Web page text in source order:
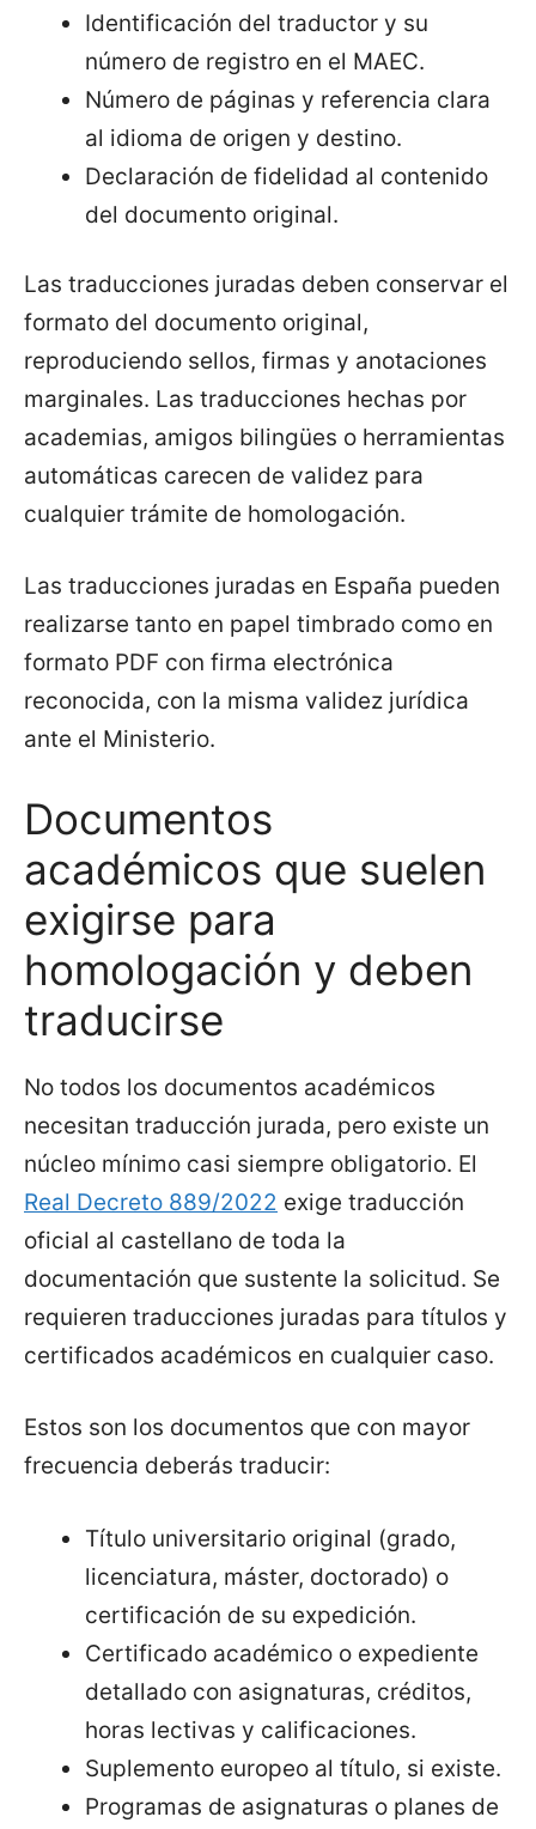
Identificación del traductor y su
número de registro en el MAEC.
Número de páginas y referencia clara
al idioma de origen y destino.
Declaración de fidelidad al contenido
del documento original.
Las traducciones juradas deben conservar el
formato del documento original,
reproduciendo sellos, firmas y anotaciones
marginales. Las traducciones hechas por
academias, amigos bilingües o herramientas
automáticas carecen de validez para
cualquier trámite de homologación.
Las traducciones juradas en España pueden
realizarse tanto en papel timbrado como en
formato PDF con firma electrónica
reconocida, con la misma validez jurídica
ante el Ministerio.
Documentos
académicos que suelen
exigirse para
homologación y deben
traducirse
No todos los documentos académicos
necesitan traducción jurada, pero existe un
núcleo mínimo casi siempre obligatorio. El
Real Decreto 889/2022 exige traducción
oficial al castellano de toda la
documentación que sustente la solicitud. Se
requieren traducciones juradas para títulos y
certificados académicos en cualquier caso.
Estos son los documentos que con mayor
frecuencia deberás traducir:
Título universitario original (grado,
licenciatura, máster, doctorado) o
certificación de su expedición.
Certificado académico o expediente
detallado con asignaturas, créditos,
horas lectivas y calificaciones.
Suplemento europeo al título, si existe.
Programas de asignaturas o planes de